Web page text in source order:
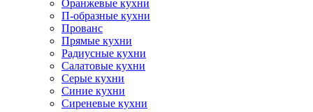
Оранжевые кухни
П-образные кухни
Прованс
Прямые кухни
Радиусные кухни
Салатовые кухни
Серые кухни
Синие кухни
Сиреневые кухни